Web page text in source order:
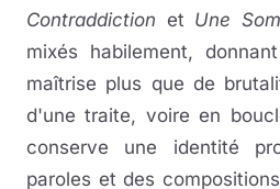
Contraddiction et Une
mixés habilement,
maîtrise plus que de
d'une traite, voire en
conserve une identité
paroles et des